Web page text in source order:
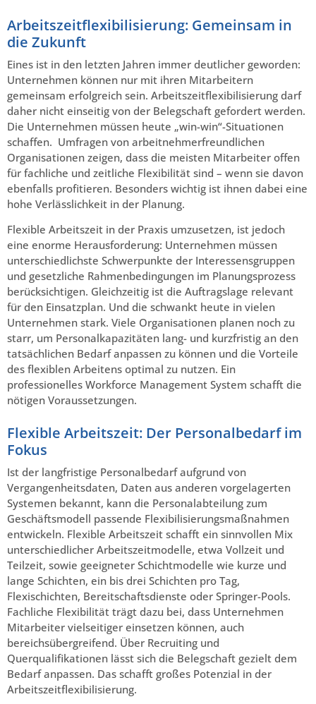
Arbeitszeitflexibilisierung: Gemeinsam in
die Zukunft
Eines ist in den letzten Jahren immer deutlicher geworden:
Unternehmen können nur mit ihren Mitarbeitern
gemeinsam erfolgreich sein. Arbeitszeitflexibilisierung darf
daher nicht einseitig von der Belegschaft gefordert werden.
Die Unternehmen müssen heute „win-win“-Situationen
schaffen. Umfragen von arbeitnehmerfreundlichen
Organisationen zeigen, dass die meisten Mitarbeiter offen
für fachliche und zeitliche Flexibilität sind – wenn sie davon
ebenfalls profitieren. Besonders wichtig ist ihnen dabei eine
hohe Verlässlichkeit in der Planung.
Flexible Arbeitszeit in der Praxis umzusetzen, ist jedoch
eine enorme Herausforderung: Unternehmen müssen
unterschiedlichste Schwerpunkte der Interessensgruppen
und gesetzliche Rahmenbedingungen im Planungsprozess
berücksichtigen. Gleichzeitig ist die Auftragslage relevant
für den Einsatzplan. Und die schwankt heute in vielen
Unternehmen stark. Viele Organisationen planen noch zu
starr, um Personalkapazitäten lang- und kurzfristig an den
tatsächlichen Bedarf anpassen zu können und die Vorteile
des flexiblen Arbeitens optimal zu nutzen. Ein
professionelles Workforce Management System schafft die
nötigen Voraussetzungen.
Flexible Arbeitszeit: Der Personalbedarf im
Fokus
Ist der langfristige Personalbedarf aufgrund von
Vergangenheitsdaten, Daten aus anderen vorgelagerten
Systemen bekannt, kann die Personalabteilung zum
Geschäftsmodell passende Flexibilisierungsmaßnahmen
entwickeln. Flexible Arbeitszeit schafft ein sinnvollen Mix
unterschiedlicher Arbeitszeitmodelle, etwa Vollzeit und
Teilzeit, sowie geeigneter Schichtmodelle wie kurze und
lange Schichten, ein bis drei Schichten pro Tag,
Flexischichten, Bereitschaftsdienste oder Springer-Pools.
Fachliche Flexibilität trägt dazu bei, dass Unternehmen
Mitarbeiter vielseitiger einsetzen können, auch
bereichsübergreifend. Über Recruiting und
Querqualifikationen lässt sich die Belegschaft gezielt dem
Bedarf anpassen. Das schafft großes Potenzial in der
Arbeitszeitflexibilisierung.